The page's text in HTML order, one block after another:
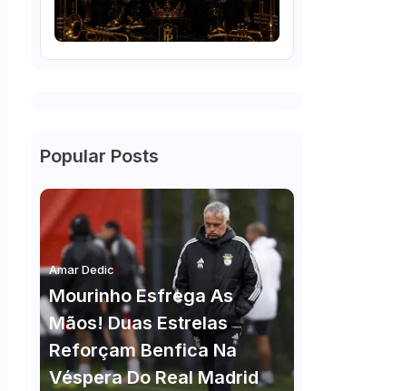
Popular Posts
Amar Dedic
Mourinho Esfrega As
Mãos! Duas Estrelas
Reforçam Benfica Na
Véspera Do Real Madrid